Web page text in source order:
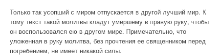
Только так усопший с миром отпускается в другой лучший мир. К
тому текст такой молитвы кладут умершему в правую руку, чтобы
он воспользовался ею в другом мире. Примечательно, что
уложенная в руку молитва, без прочтения ее священником перед
погребением, не имеет никакой силы.